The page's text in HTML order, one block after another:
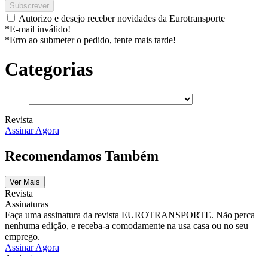
Subscrever
Autorizo e desejo receber novidades da Eurotransporte
*E-mail inválido!
*Erro ao submeter o pedido, tente mais tarde!
Categorias
Revista
Assinar Agora
Recomendamos Também
Ver Mais
Revista
Assinaturas
Faça uma assinatura da revista EUROTRANSPORTE. Não perca
nenhuma edição, e receba-a comodamente na usa casa ou no seu
emprego.
Assinar Agora